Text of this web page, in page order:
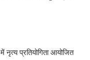
में नृत्य प्रतियोगिता आयोजित